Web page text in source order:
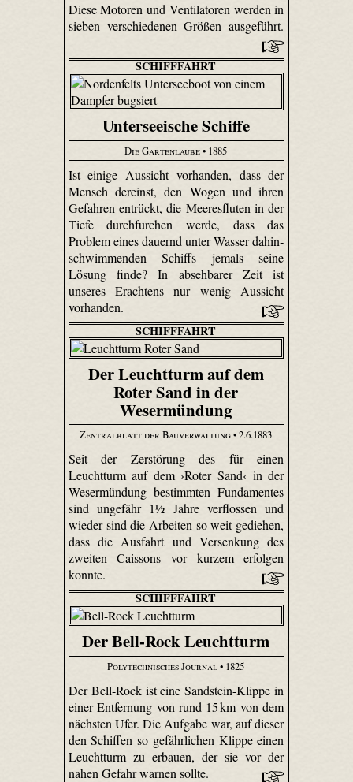
Diese Motoren und Ventilatoren werden in
sieben verschiedenen Größen ausgeführt.
SCHIFFFAHRT
Unterseeische Schiffe
Die Gartenlaube• 1885
Ist einige Aussicht vorhanden, dass der
Mensch dereinst, den Wogen und ihren
Gefahren entrückt, die Meeresfluten in der
Tiefe durchfurchen werde, dass das
Problem eines dauernd unter Wasser dahin­
schwimmenden Schiffs jemals seine
Lösung finde? In absehbarer Zeit ist
unseres Erachtens nur wenig Aussicht
vorhanden.
SCHIFFFAHRT
Der Leuchtturm auf dem
Roter Sand in der
Wesermündung
Zentralblatt der Bauverwaltung• 2.6.1883
Seit der Zerstörung des für einen
Leuchtturm auf dem ›Roter Sand‹ in der
Wesermündung bestimmten Fundamentes
sind ungefähr 1½ Jahre verflossen und
wieder sind die Arbeiten so weit gediehen,
dass die Ausfahrt und Versenkung des
zweiten Caissons vor kurzem erfolgen
konnte.
SCHIFFFAHRT
Der Bell-Rock Leuchtturm
Polytechnisches Journal• 1825
Der Bell-Rock ist eine Sandstein-Klippe in
einer Entfernung von rund 15 km von dem
nächsten Ufer. Die Aufgabe war, auf dieser
den Schiffen so gefährlichen Klippe einen
Leuchtturm zu erbauen, der sie vor der
nahen Gefahr warnen sollte.